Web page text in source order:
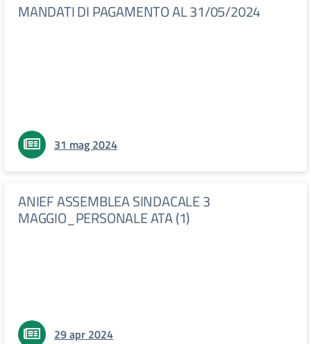
MANDATI DI PAGAMENTO AL 31/05/2024
31 mag 2024
ANIEF ASSEMBLEA SINDACALE 3
MAGGIO_PERSONALE ATA (1)
29 apr 2024